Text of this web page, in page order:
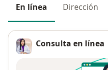
En línea Dirección
Consulta en línea